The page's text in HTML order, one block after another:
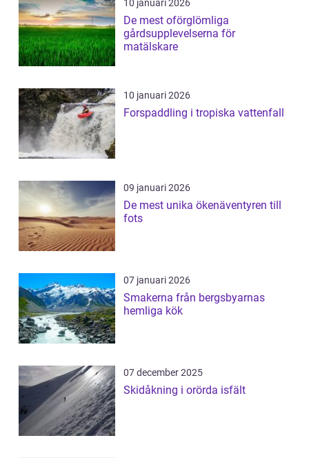
10 januari 2026
De mest oförglömliga
gårdsupplevelserna för
matälskare
10 januari 2026
Forspaddling i tropiska vattenfall
09 januari 2026
De mest unika ökenäventyren till
fots
07 januari 2026
Smakerna från bergsbyarnas
hemliga kök
07 december 2025
Skidåkning i orörda isfält